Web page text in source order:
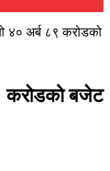
४० अर्ब ८९ करोडको
करोडको बजेट